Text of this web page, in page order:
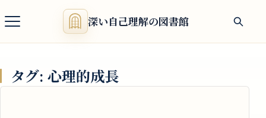
深い自己理解の図書館
タグ: 心理的成長